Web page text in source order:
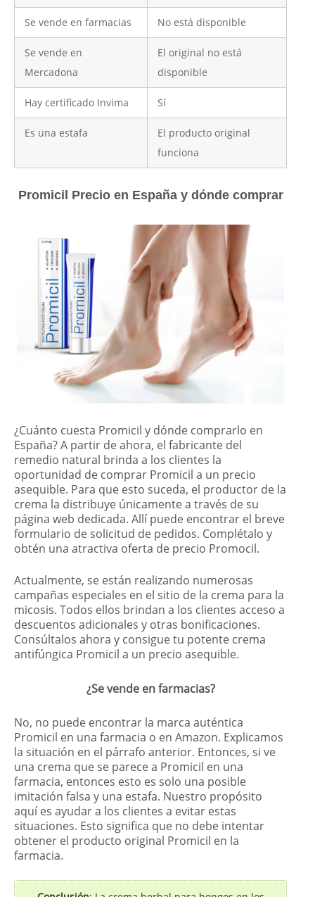
Se vende en farmacias No está disponible
Se vende en
Mercadona
El original no está
disponible
Hay certificado Invima Sí
Es una estafa
El producto original
funciona
Promicil Precio en España y dónde comprar
¿Cuánto cuesta Promicil y dónde comprarlo en
España? A partir de ahora, el fabricante del
remedio natural brinda a los clientes la
oportunidad de comprar Promicil a un precio
asequible. Para que esto suceda, el productor de la
crema la distribuye únicamente a través de su
página web dedicada. Allí puede encontrar el breve
formulario de solicitud de pedidos. Complétalo y
obtén una atractiva oferta de precio Promocil.
Actualmente, se están realizando numerosas
campañas especiales en el sitio de la crema para la
micosis. Todos ellos brindan a los clientes acceso a
descuentos adicionales y otras bonificaciones.
Consúltalos ahora y consigue tu potente crema
antifúngica Promicil a un precio asequible.
¿Se vende en farmacias?
No, no puede encontrar la marca auténtica
Promicil en una farmacia o en Amazon. Explicamos
la situación en el párrafo anterior. Entonces, si ve
una crema que se parece a Promicil en una
farmacia, entonces esto es solo una posible
imitación falsa y una estafa. Nuestro propósito
aquí es ayudar a los clientes a evitar estas
situaciones. Esto significa que no debe intentar
obtener el producto original Promicil en la
farmacia.